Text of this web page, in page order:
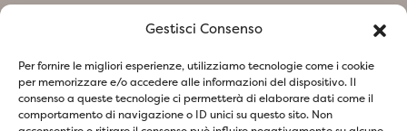
Gestisci Consenso
Per fornire le migliori esperienze, utilizziamo tecnologie come i cookie
per memorizzare e/o accedere alle informazioni del dispositivo. Il
consenso a queste tecnologie ci permetterà di elaborare dati come il
comportamento di navigazione o ID unici su questo sito. Non
Home
Volg ons op sociale netwerken